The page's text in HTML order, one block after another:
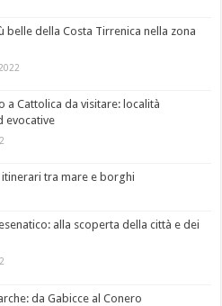
belle della Costa Tirrenica nella zona
a Cattolica da visitare: località
evocative
itinerari tra mare e borghi
alla scoperta della città e dei
da Gabicce al Conero